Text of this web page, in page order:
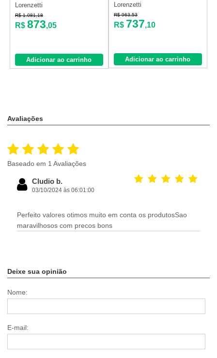
Lorenzetti
R$ 1.081,18
R$ 873,05
Adicionar ao carrinho
Lorenzetti
R$ 963,53
R$ 737,10
Adicionar ao carrinho
Avaliações
Baseado em 1 Avaliações
Cludio b.
03/10/2024 às 06:01:00
Perfeito valores otimos muito em conta os produtosSao
maravilhosos com precos bons
Deixe sua opinião
Nome:
E-mail: